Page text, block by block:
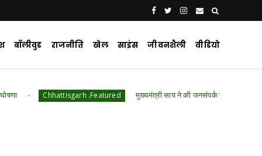
बॉलीवुड राजनीति खेल साइंस जीवनशैली वीडियो
.Featured मुख्यमंत्री साय ने की जनसंपर्क विभाग के 'मुस्कुराता बस्तर' पहल की